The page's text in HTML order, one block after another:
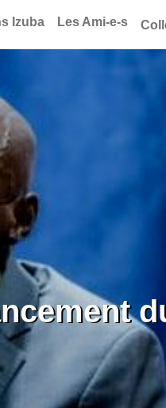
Izuba Les Ami-e-s